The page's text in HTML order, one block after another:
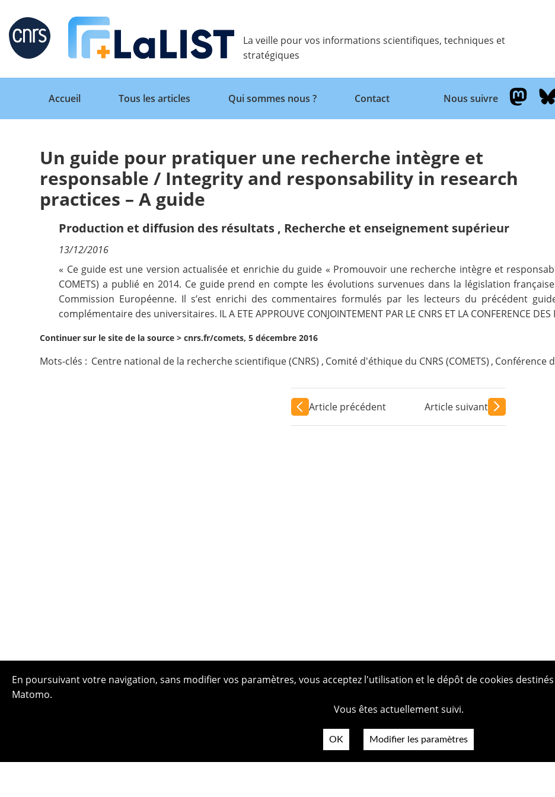
Retour
Accueil
Tous les articles
Qui sommes nous ?
La veille pour vos informations scientifiques, techniques et
stratégiques
Retour
Accueil
Tous les articles Qui sommes nous ? Contact Nous suivre
Un guide pour pratiquer une recherche intègre et
responsable / Integrity and responsability in research
practices – A guide
Production et diffusion des résultats , Recherche et enseignement supérieur
13/12/2016
« Ce guideest une version actualisée et enrichie du guide « Promouvoir une recherche intègre et
COMETS) a publié en 2014. Ce guide prend en compte les évolutions survenues dans la législation
Commission Européenne. Il s’est enrichi des commentaires formulés par les lecteurs du précédent
complémentaire des universitaires. IL A ETE APPROUVE CONJOINTEMENT PAR LE CNRS ET LA CONFERENCE DES
Continuer sur le site de la source >cnrs.fr/comets, 5 décembre 2016
Mots-clés : Centre national de la recherche scientifique (CNRS) , Comité d'éthique du CNRS (COMETS) , Conférence
Article précédent Article suivant
En poursuivant votre navigation, sans modifier vos paramètres, vous acceptez l'utilisation et le dépôt de cookies
Matomo.
Vous êtes actuellement suivi.
OK Modifier les paramètres